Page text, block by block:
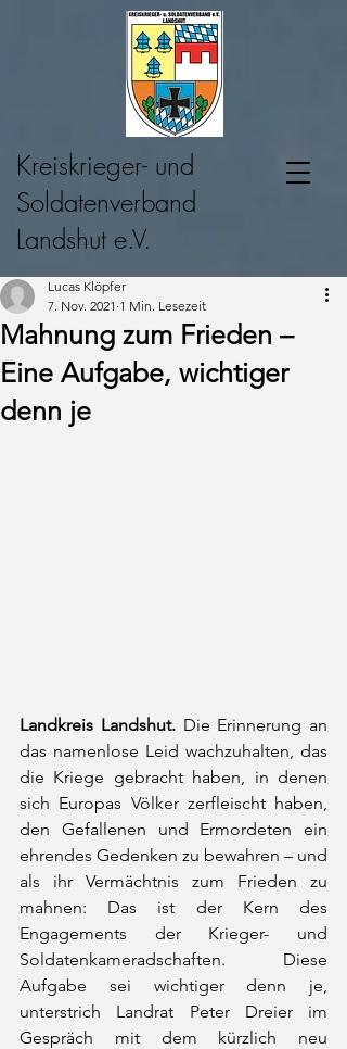
Kreiskrieger- und
Soldatenverband
Landshut e.V.
Mahnung zum Frieden –
Eine Aufgabe, wichtiger
denn je
Lucas Klöpfer
7. Nov. 2021 1 Min. Lesezeit
Landkreis Landshut. Die Erinnerung an
das namenlose Leid wachzuhalten, das
die Kriege gebracht haben, in denen
sich Europas Völker zerfleischt haben,
den Gefallenen und Ermordeten ein
ehrendes Gedenken zu bewahren – und
als ihr Vermächtnis zum Frieden zu
mahnen: Das ist der Kern des
Engagements der Krieger- und
Soldatenkameradschaften. Diese
Aufgabe sei wichtiger denn je,
unterstrich Landrat Peter Dreier im
Gespräch mit dem kürzlich neu